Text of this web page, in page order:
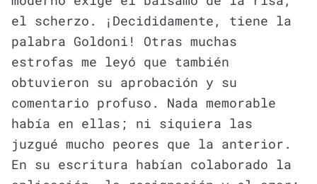
el scherzo. ¡Decididamente, tiene la
palabra Goldoni! Otras muchas
estrofas me leyó que también
obtuvieron su aprobación y su
comentario profuso. Nada memorable
había en ellas; ni siquiera las
juzgué mucho peores que la anterior.
En su escritura habían colaborado la